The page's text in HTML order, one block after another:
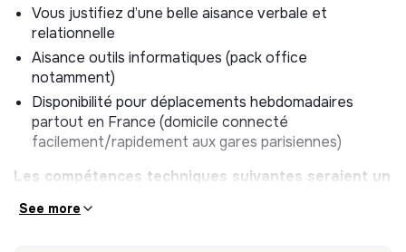
Vous justifiez d’une belle aisance verbale et
relationnelle
Aisance outils informatiques (pack office
notamment)
Disponibilité pour déplacements hebdomadaires
partout en France (domicile connecté
facilement/rapidement aux gares parisiennes)
Les compétences techniques suivantes seraient un
See more